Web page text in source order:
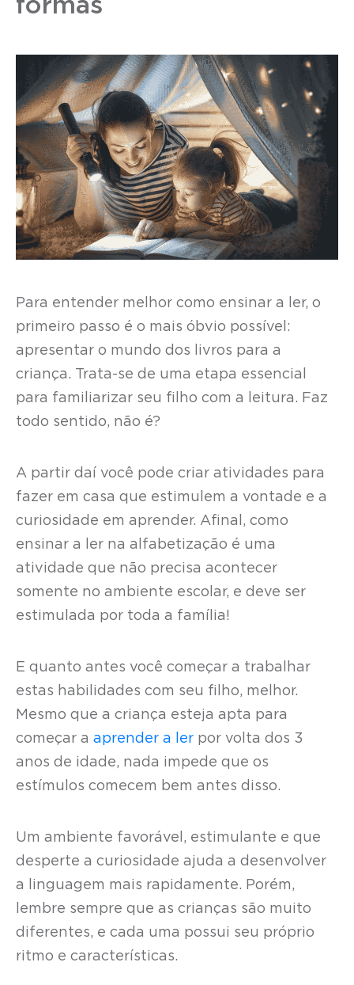
formas
Para entender melhor como ensinar a ler, o
primeiro passo é o mais óbvio possível:
apresentar o mundo dos livros para a
criança. Trata-se de uma etapa essencial
para familiarizar seu filho com a leitura. Faz
todo sentido, não é?
A partir daí você pode criar atividades para
fazer em casa que estimulem a vontade e a
curiosidade em aprender. Afinal, como
ensinar a ler na alfabetização é uma
atividade que não precisa acontecer
somente no ambiente escolar, e deve ser
estimulada por toda a família!
E quanto antes você começar a trabalhar
estas habilidades com seu filho, melhor.
Mesmo que a criança esteja apta para
começar a aprender a ler por volta dos 3
anos de idade, nada impede que os
estímulos comecem bem antes disso.
Um ambiente favorável, estimulante e que
desperte a curiosidade ajuda a desenvolver
a linguagem mais rapidamente. Porém,
lembre sempre que as crianças são muito
diferentes, e cada uma possui seu próprio
ritmo e características.